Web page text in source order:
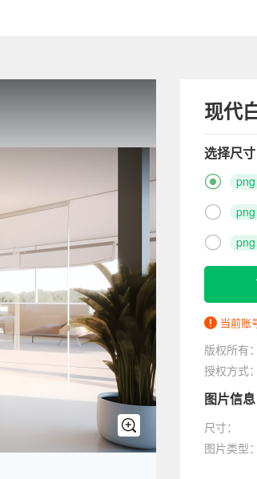
现代
选择尺寸
 png
 png
 png
当前账
版权所有：
授权方式：
图片信息
尺寸：
图片类型：